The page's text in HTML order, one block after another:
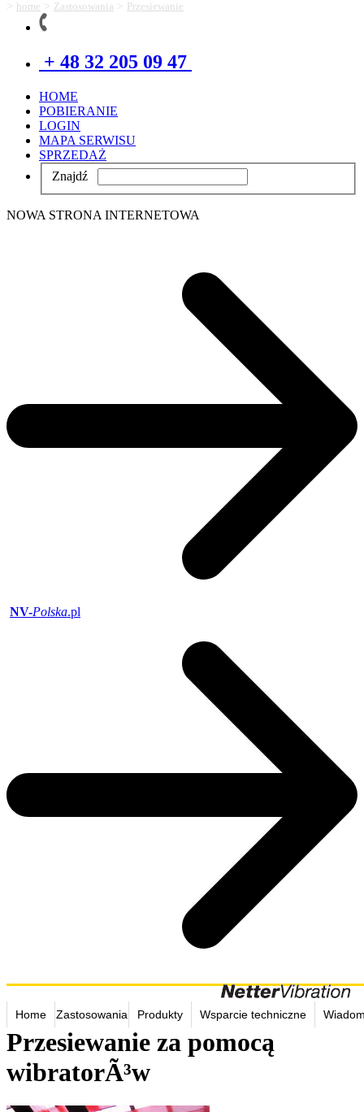
+ 48 32 205 09 47
HOME
POBIERANIE
LOGIN
MAPA SERWISU
SPRZEDAŻ
Znajdź
NOWA STRONA INTERNETOWA
NV-Polska.pl
Home Zastosowania Produkty Wsparcie techniczne
> home > Zastosowania > Przesiewanie
Przesiewanie za pomocą
wibratorÃ³w